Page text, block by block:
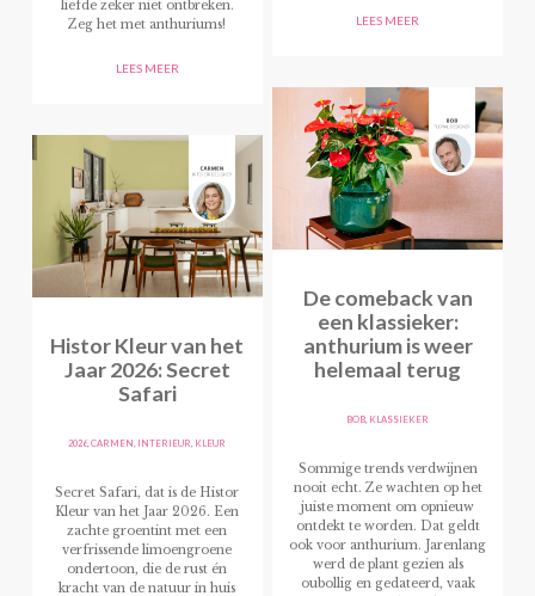
liefde zeker niet ontbreken.
Zeg het met anthuriums!
LEES MEER
Histor Kleur van het
Jaar 2026: Secret
Safari
2026 ,CARMEN INTERIEUR KLEUR
Secret Safari, dat is de Histor
Kleur van het Jaar 2026. Een
zachte groentint met een
verfrissende limoengroene
ondertoon, die de rust én
kracht van de natuur in huis
LEES MEER
De comeback van
een klassieker:
anthurium is weer
helemaal terug
BOB KLASSIEKER
Sommige trends verdwijnen
nooit echt. Ze wachten op het
juiste moment om opnieuw
ontdekt te worden. Dat geldt
ook voor anthurium. Jarenlang
werd de plant gezien als
oubollig en gedateerd, vaak